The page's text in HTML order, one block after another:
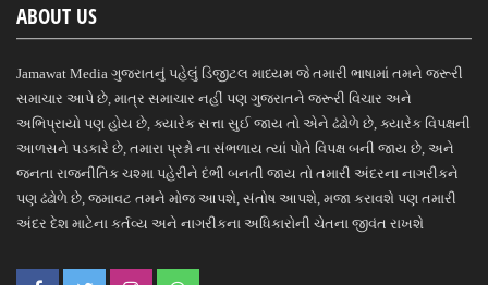
ABOUT US
Jamawat Media ગુજરાતનું પહેલું ડિજીટલ માધ્યમ જે તમારી ભાષામાં તમને જરૂરી
સમાચાર આપે છે, માત્ર સમાચાર નહીં પણ ગુજરાતને જરૂરી વિચાર અને
અભિપ્રાયો પણ હોય છે, ક્યારેક સત્તા સુઈ જાય તો એને ઢંઢોળે છે, ક્યારેક વિપક્ષની
આળસને પડકારે છે, તમારા પ્રશ્નો ના સંભળાય ત્યાં પોતે વિપક્ષ બની જાય છે, અને
જનતા રાજનીતિક ચશ્મા પહેરીને દંભી બનતી જાય તો તમારી અંદરના નાગરીકને
પણ ઢંઢોળે છે, જમાવટ તમને મોજ આપશે, સંતોષ આપશે, મજા કરાવશે પણ તમારી
અંદર દેશ માટેના કર્તવ્ય અને નાગરીકના અધિકારોની ચેતના જીવંત રાખશે